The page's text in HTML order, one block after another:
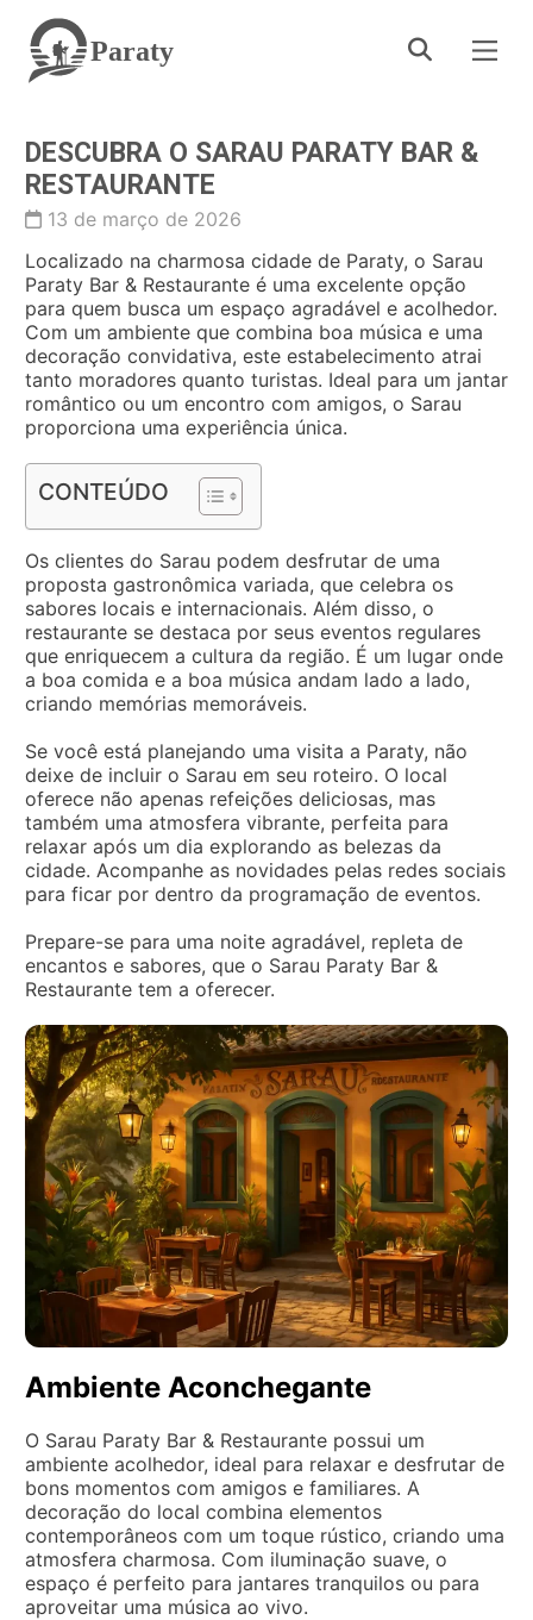
Paraty
DESCUBRA O SARAU PARATY BAR &
RESTAURANTE
13 de março de 2026
Localizado na charmosa cidade de Paraty, o Sarau
Paraty Bar & Restaurante é uma excelente opção
para quem busca um espaço agradável e acolhedor.
Com um ambiente que combina boa música e uma
decoração convidativa, este estabelecimento atrai
tanto moradores quanto turistas. Ideal para um jantar
romântico ou um encontro com amigos, o Sarau
proporciona uma experiência única.
CONTEÚDO
Os clientes do Sarau podem desfrutar de uma
proposta gastronômica variada, que celebra os
sabores locais e internacionais. Além disso, o
restaurante se destaca por seus eventos regulares
que enriquecem a cultura da região. É um lugar onde
a boa comida e a boa música andam lado a lado,
criando memórias memoráveis.
Se você está planejando uma visita a Paraty, não
deixe de incluir o Sarau em seu roteiro. O local
oferece não apenas refeições deliciosas, mas
também uma atmosfera vibrante, perfeita para
relaxar após um dia explorando as belezas da
cidade. Acompanhe as novidades pelas redes sociais
para ficar por dentro da programação de eventos.
Prepare-se para uma noite agradável, repleta de
encantos e sabores, que o Sarau Paraty Bar &
Restaurante tem a oferecer.
Ambiente Aconchegante
O Sarau Paraty Bar & Restaurante possui um
ambiente acolhedor, ideal para relaxar e desfrutar de
bons momentos com amigos e familiares. A
decoração do local combina elementos
contemporâneos com um toque rústico, criando uma
atmosfera charmosa. Com iluminação suave, o
espaço é perfeito para jantares tranquilos ou para
aproveitar uma música ao vivo.